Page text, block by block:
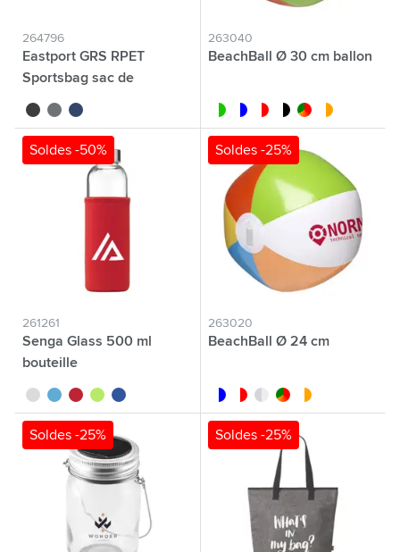
264796
Eastport GRS RPET
Sportsbag sac de
sport/voyage
noir gris bleu
263040
BeachBall Ø 30 cm ballon
blanc/limebleu/blanc
blanc/rouge
blanc/noircustom/multicolor
blanc/orange
Soldes -50%
261261
Senga Glass 500 ml
bouteille
blancbleu clair
rougelime bleu roi
Soldes -25%
263020
BeachBall Ø 24 cm
blanc/bleublanc/rouge
blanc/translucide
custom/multicolor
blanc/orange
Soldes -25% Soldes -25%